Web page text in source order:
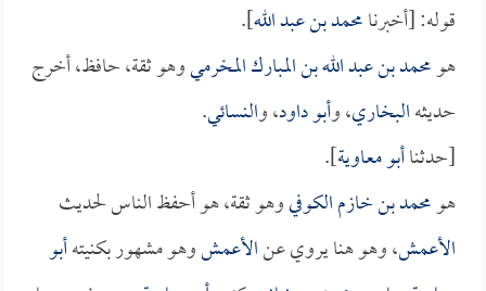
قوله: [أخبرنامحمد بن عبد الله].
هومحمد بن عبد الله بن المبارك المخرميوهو ثقة، حافظ، أخرج
حديثهالبخاري، وأبو داود، والنسائي.
[حدثناأبو معاوية].
هومحمد بن خازم الكوفيوهو ثقة، هو أحفظ الناس لحديث
الأعمش، وهو هنا يروي عنالأعمشوهو مشهور بكنيتهأبو